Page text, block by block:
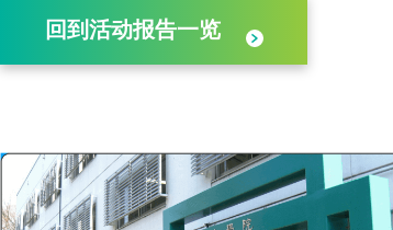
回到活动报告一览